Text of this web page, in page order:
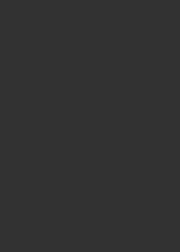
et légalement